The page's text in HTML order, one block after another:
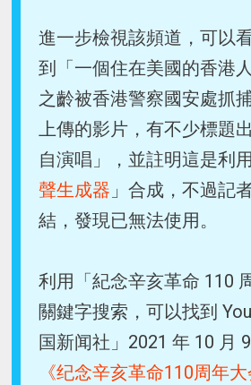
進一步檢視該頻道，可以
到「一個住在美國的香港
之齡被香港警察國安處抓
上傳的影片，有不少標題
自演唱」，並註明這是利
聲生成器 」合成，不過記
結，發現已無法使用。
利用「紀念辛亥革命 110
關鍵字搜索，可以找到
国新闻社」2021 年 10 月
《纪念辛亥革命110周年大